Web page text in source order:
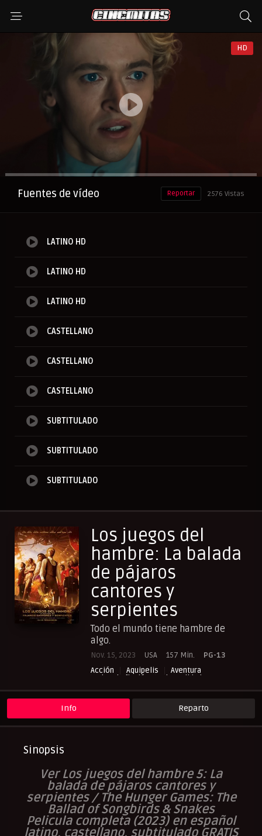
HD
Anuncio
Fuentes de vídeo 2576 Vistas
Reportar
LATINO HD
LATINO HD
LATINO HD
CASTELLANO
CASTELLANO
CASTELLANO
SUBTITULADO
SUBTITULADO
SUBTITULADO
Los juegos del
hambre: La balada
de pájaros
cantores y
serpientes
Todo el mundo tiene hambre de
algo.
Nov. 15, 2023 USA 157 Min.
PG-13
Acción
Aquipelis
Aventura
Ciencia ficción
Cinecalidad
Paraveronline
Peliculas Castellano
Peliculas Español Latino
Peliculas Subtituladas
Peliculasflix
Pelisflix
Pelishouse
Pelismart
Info Reparto
Sinopsis
Ver Los juegos del hambre 5: La
balada de pájaros cantores y
serpientes / The Hunger Games: The
Ballad of Songbirds & Snakes
Pelicula completa (2023) en español
latino, castellano, subtitulado GRATIS